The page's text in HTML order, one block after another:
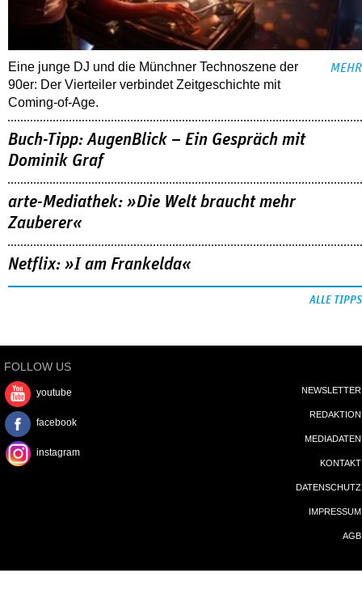
Eine junge DJ und die Münchner Technoszene der
90er: Der Vierteiler verbindet Zeitgeschichte mit
Coming-of-Age.
MEHR
Buch-Tipp: AugenBlick – Ein Gespräch mit
Dominik Graf
arte-Mediathek: »Die Welt braucht mehr
Zauberer«
Netflix: »I am Frankelda«
ALLE TIPPS
FOLLOW US
youtube
facebook
instagram
NEWSLETTER
REDAKTION
MEDIADATEN
KONTAKT
DATENSCHUTZ
IMPRESSUM
AGB